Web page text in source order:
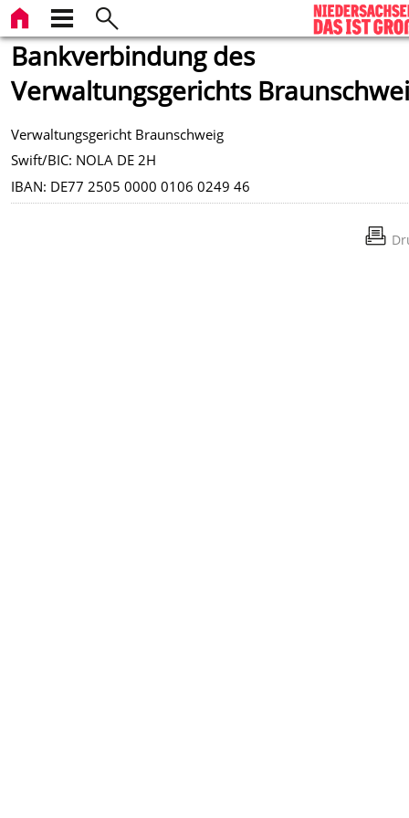
Bankverbindung des
Verwaltungsgerichts
Verwaltungsgericht Braunschweig
Swift/BIC: NOLA DE 2H
IBAN: DE77 2505 0000 0106 0249 46